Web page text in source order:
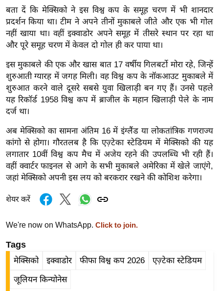
त
ऑ
टो
व
न्यू
ज
ब्री
फ
म
नो
रं
ज
न
ग
बॉ
ली
वु
हॉ
बता दें कि मेक्सिको ने इस विश्व कप के समूह चरण में भी शानदार
प्रदर्शन किया था। टीम ने अपने तीनों मुकाबले जीते और एक भी गोल
नहीं खाया था। वहीं इक्वाडोर अपने समूह में तीसरे स्थान पर रहा था
और पूरे समूह चरण में केवल दो गोल ही कर पाया था।
इस मुकाबले की एक और खास बात 17 वर्षीय गिलबर्टो मोरा रहे, जिन्हें
शुरुआती ग्यारह में जगह मिली। वह विश्व कप के नॉकआउट मुकाबले में
शुरुआत करने वाले दूसरे सबसे युवा खिलाड़ी बन गए हैं। उनसे पहले
यह रिकॉर्ड 1958 विश्व कप में ब्राजील के महान खिलाड़ी पेले के नाम
दर्ज था।
अब मेक्सिको का सामना अंतिम 16 में इंग्लैंड या लोकतांत्रिक गणराज्य
कांगो से होगा। गौरतलब है कि एज़्टेका स्टेडियम में मेक्सिको की यह
लगातार 10वीं विश्व कप मैच में अजेय रहने की उपलब्धि भी रही हैं।
वहीं क्वार्टर फाइनल से आगे के सभी मुकाबले अमेरिका में खेले जाएंगे,
जहां मेक्सिको अपनी इस लय को बरकरार रखने की कोशिश करेगा।
शेयर करें
We're now on WhatsApp. Click to join.
Tags
मेक्सिको इक्वाडोर फीफा विश्व कप 2026 एज़्टेका स्टेडियम
जूलियन किन्योनेस